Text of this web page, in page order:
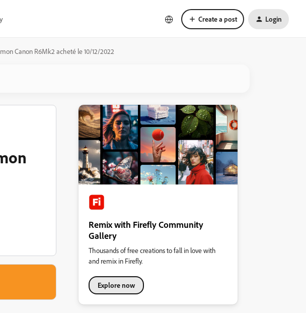
Create a post Login
Canon R6Mk2 acheté le 10/12/2022
Remix with Firefly Community
Gallery
Thousands of free creations to fall in love with
and remix in Firefly.
Explore now